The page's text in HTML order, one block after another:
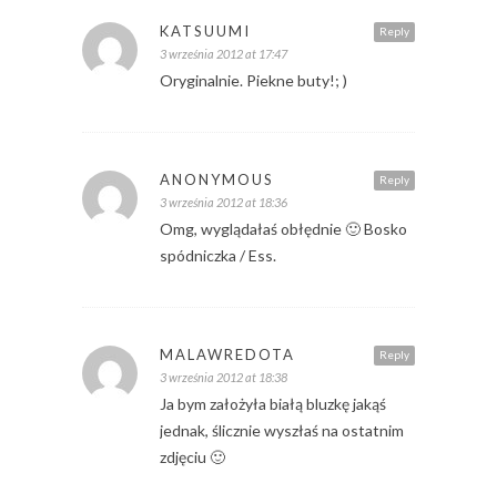
Reply
KATSUUMI
3 września 2012 at 17:47
Oryginalnie. Piekne buty!; )
Reply
ANONYMOUS
3 września 2012 at 18:36
Omg, wyglądałaś obłędnie 🙂 Bosko
spódniczka / Ess.
Reply
MALAWREDOTA
3 września 2012 at 18:38
Ja bym założyła białą bluzkę jakąś
jednak, ślicznie wyszłaś na ostatnim
zdjęciu 🙂